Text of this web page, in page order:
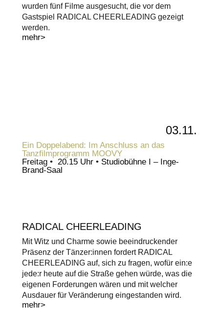
wurden fünf Filme ausgesucht, die vor dem
Gastspiel RADICAL CHEERLEADING gezeigt
werden.
mehr>
03.11.
Ein Doppelabend: Im Anschluss an das
Tanzfilmprogramm MOOVY
Freitag • 20.15 Uhr • Studiobühne I – Inge-
Brand-Saal
RADICAL CHEERLEADING
Mit Witz und Charme sowie beeindruckender
Präsenz der Tänzer:innen fordert RADICAL
CHEERLEADING auf, sich zu fragen, wofür ein:e
jede:r heute auf die Straße gehen würde, was die
eigenen Forderungen wären und mit welcher
Ausdauer für Veränderung eingestanden wird.
mehr>